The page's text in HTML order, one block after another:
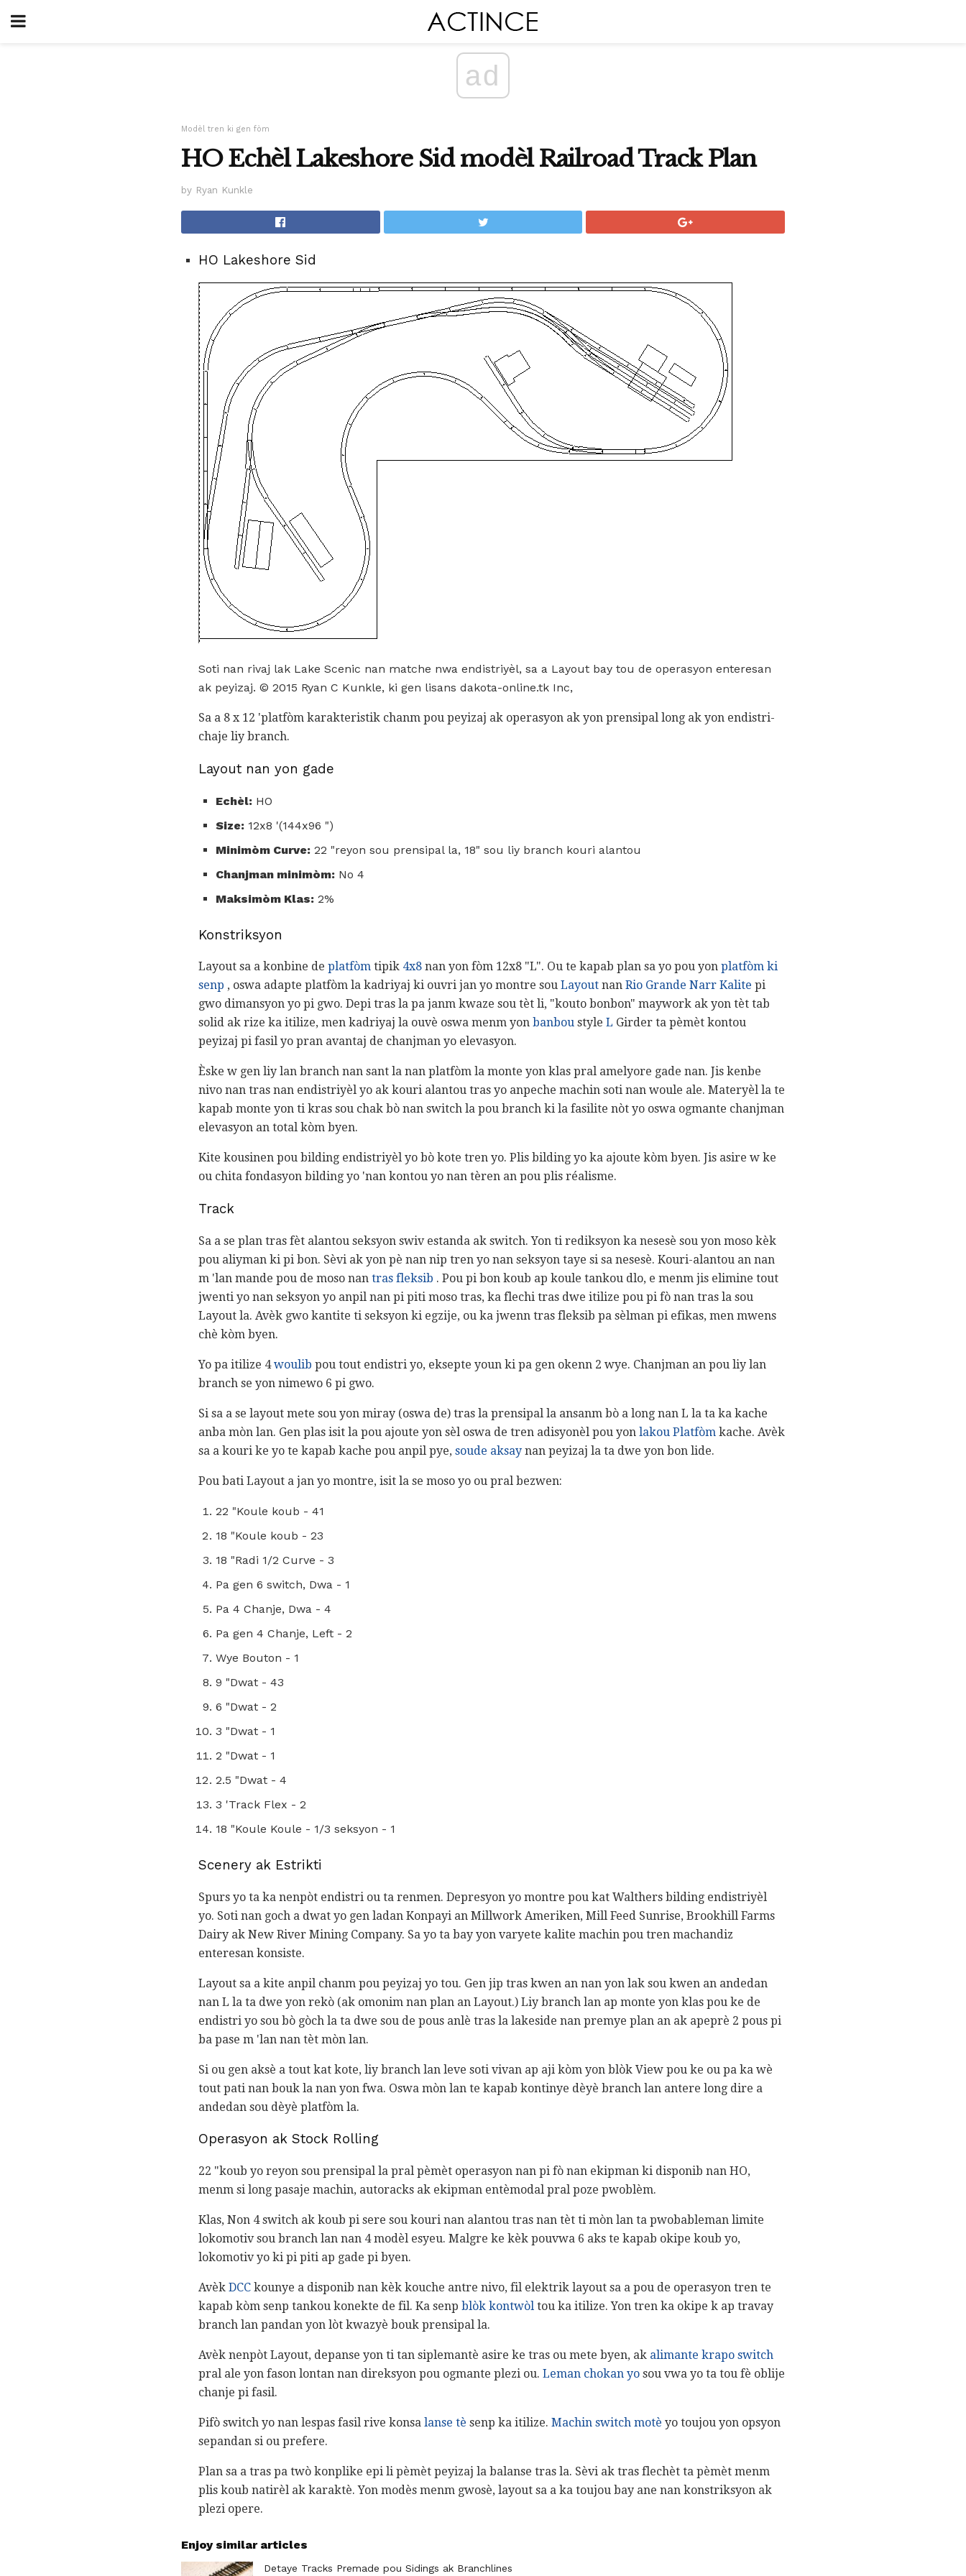
ad
Modèl tren ki gen fòm
HO Echèl Lakeshore Sid modèl Railroad Track Plan
by Ryan Kunkle
HO Lakeshore Sid
Soti nan rivaj lak Lake Scenic nan matche nwa endistriyèl, sa a Layout bay tou de operasyon enteresan
ak peyizaj. © 2015 Ryan C Kunkle, ki gen lisans dakota-online.tk Inc,
Sa a 8 x 12 'platfòm karakteristik chanm pou peyizaj ak operasyon ak yon prensipal long ak yon endistri-
chaje liy branch.
Layout nan yon gade
Echèl: HO
Size: 12x8 '(144x96 ")
Minimòm Curve: 22 "reyon sou prensipal la, 18" sou liy branch kouri alantou
Chanjman minimòm: No 4
Maksimòm Klas: 2%
Konstriksyon
Layout sa a konbine de platfòm tipik 4x8 nan yon fòm 12x8 "L". Ou te kapab plan sa yo pou yon platfòm ki
senp , oswa adapte platfòm la kadriyaj ki ouvri jan yo montre sou Layout nan Rio Grande Narr Kalite pi
gwo dimansyon yo pi gwo. Depi tras la pa janm kwaze sou tèt li, "kouto bonbon" maywork ak yon tèt tab
solid ak rize ka itilize, men kadriyaj la ouvè oswa menm yon banbou style L Girder ta pèmèt kontou
peyizaj pi fasil yo pran avantaj de chanjman yo elevasyon.
Èske w gen liy lan branch nan sant la nan platfòm la monte yon klas pral amelyore gade nan. Jis kenbe
nivo nan tras nan endistriyèl yo ak kouri alantou tras yo anpeche machin soti nan woule ale. Materyèl la te
kapab monte yon ti kras sou chak bò nan switch la pou branch ki la fasilite nòt yo oswa ogmante chanjman
elevasyon an total kòm byen.
Kite kousinen pou bilding endistriyèl yo bò kote tren yo. Plis bilding yo ka ajoute kòm byen. Jis asire w ke
ou chita fondasyon bilding yo 'nan kontou yo nan tèren an pou plis réalisme.
Track
Sa a se plan tras fèt alantou seksyon swiv estanda ak switch. Yon ti rediksyon ka nesesè sou yon moso kèk
pou aliyman ki pi bon. Sèvi ak yon pè nan nip tren yo nan seksyon taye si sa nesesè. Kouri-alantou an nan
m 'lan mande pou de moso nan tras fleksib . Pou pi bon koub ap koule tankou dlo, e menm jis elimine tout
jwenti yo nan seksyon yo anpil nan pi piti moso tras, ka flechi tras dwe itilize pou pi fò nan tras la sou
Layout la. Avèk gwo kantite ti seksyon ki egzije, ou ka jwenn tras fleksib pa sèlman pi efikas, men mwens
chè kòm byen.
Yo pa itilize 4woulib pou tout endistri yo, eksepte youn ki pa gen okenn 2 wye. Chanjman an pou liy lan
branch se yon nimewo 6 pi gwo.
Si sa a se layout mete sou yon miray (oswa de) tras la prensipal la ansanm bò a long nan L la ta ka kache
anba mòn lan. Gen plas isit la pou ajoute yon sèl oswa de tren adisyonèl pou yon lakou Platfòm kache. Avèk
sa a kouri ke yo te kapab kache pou anpil pye, soude aksay nan peyizaj la ta dwe yon bon lide.
Pou bati Layout a jan yo montre, isit la se moso yo ou pral bezwen:
22 "Koule koub - 41
18 "Koule koub - 23
18 "Radi 1/2 Curve - 3
Pa gen 6 switch, Dwa - 1
Pa 4 Chanje, Dwa - 4
Pa gen 4 Chanje, Left - 2
Wye Bouton - 1
9 "Dwat - 43
6 "Dwat - 2
3 "Dwat - 1
2 "Dwat - 1
2.5 "Dwat - 4
3 'Track Flex - 2
18 "Koule Koule - 1/3 seksyon - 1
Scenery ak Estrikti
Spurs yo ta ka nenpòt endistri ou ta renmen. Depresyon yo montre pou kat Walthers bilding endistriyèl
yo. Soti nan goch a dwat yo gen ladan Konpayi an Millwork Ameriken, Mill Feed Sunrise, Brookhill Farms
Dairy ak New River Mining Company. Sa yo ta bay yon varyete kalite machin pou tren machandiz
enteresan konsiste.
Layout sa a kite anpil chanm pou peyizaj yo tou. Gen jip tras kwen an nan yon lak sou kwen an andedan
nan L la ta dwe yon rekò (ak omonim nan plan an Layout.) Liy branch lan ap monte yon klas pou ke de
endistri yo sou bò gòch la ta dwe sou de pous anlè tras la lakeside nan premye plan an ak apeprè 2 pous pi
ba pase m 'lan nan tèt mòn lan.
Si ou gen aksè a tout kat kote, liy branch lan leve soti vivan ap aji kòm yon blòk View pou ke ou pa ka wè
tout pati nan bouk la nan yon fwa. Oswa mòn lan te kapab kontinye dèyè branch lan antere long dire a
andedan sou dèyè platfòm la.
Operasyon ak Stock Rolling
22 "koub yo reyon sou prensipal la pral pèmèt operasyon nan pi fò nan ekipman ki disponib nan HO,
menm si long pasaje machin, autoracks ak ekipman entèmodal pral poze pwoblèm.
Klas, Non 4 switch ak koub pi sere sou kouri nan alantou tras nan tèt ti mòn lan ta pwobableman limite
lokomotiv sou branch lan nan 4 modèl esyeu. Malgre ke kèk pouvwa 6 aks te kapab okipe koub yo,
lokomotiv yo ki pi piti ap gade pi byen.
Avèk DCC kounye a disponib nan kèk kouche antre nivo, fil elektrik layout sa a pou de operasyon tren te
kapab kòm senp tankou konekte de fil. Ka senp blòk kontwòl tou ka itilize. Yon tren ka okipe k ap travay
branch lan pandan yon lòt kwazyè bouk prensipal la.
Avèk nenpòt Layout, depanse yon ti tan siplemantè asire ke tras ou mete byen, ak alimante krapo switch
pral ale yon fason lontan nan direksyon pou ogmante plezi ou. Leman chokan yo sou vwa yo ta tou fè oblije
chanje pi fasil.
Pifò switch yo nan lespas fasil rive konsa lanse tè senp ka itilize. Machin switch motè yo toujou yon opsyon
sepandan si ou prefere.
Plan sa a tras pa twò konplike epi li pèmèt peyizaj la balanse tras la. Sèvi ak tras flechèt ta pèmèt menm
plis koub natirèl ak karaktè. Yon modès menm gwosè, layout sa a ka toujou bay ane nan konstriksyon ak
plezi opere.
Enjoy similar articles
Detaye Tracks Premade pou Sidings ak Branchlines